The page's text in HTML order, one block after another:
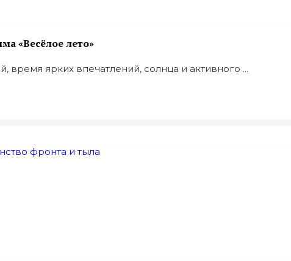
«Весёлое лето»
ярких впечатлений, солнца и активного ...